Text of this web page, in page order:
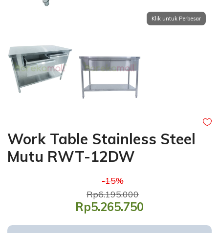
Work Table Stainless Steel
Mutu RWT-12DW
-15%
Rp6.195.000
Rp5.265.750